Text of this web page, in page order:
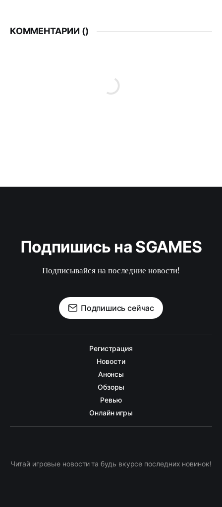
КОММЕНТАРИИ ()
Подпишись на SGAMES
Подписывайся на последние новости!
Подпишись сейчас
Регистрация
Новости
Анонсы
Обзоры
Ревью
Онлайн игры
Читай игровые новости та будь вкурсе последних новинок!